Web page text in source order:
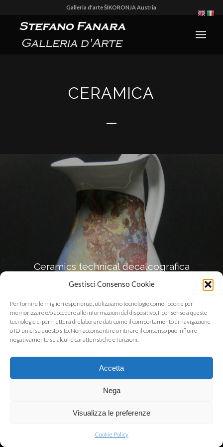
Gestisci Consenso Cookie
Per fornire le migliori esperienze, utilizziamo tecnologie come i cookie per
memorizzare e/o accedere alle informazioni del dispositivo. Il consenso a queste
tecnologie ci permetterà di elaborare dati come il comportamento di navigazione
o ID unici su questo sito. Non acconsentire o ritirare il consenso può influire
negativamente su alcune caratteristiche e funzioni.
Accetta
Nega
Visualizza le preferenze
Cookie Policy
Galleria d'arte ŠIKORONJA Austria
CERAMICA
Ceramics technical decalcografica
© Copyright - STEFANO FANARA - SVILUPPATO DA